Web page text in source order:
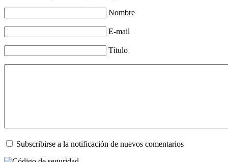
Nombre
E-mail
Título
Subscribirse a la notificación de nuevos comentarios